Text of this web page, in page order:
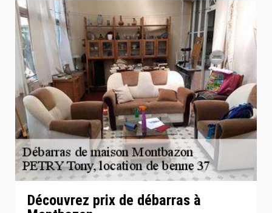
Découvrez prix de débarras à